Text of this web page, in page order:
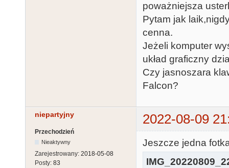
poważniejsza
Pytam jak
cenna.
Jeżeli komputer
układ graficzny
Czy jasnoszara
Falcon?
niepartyjny 2022-08-09
Przechodzień
Nieaktywny
Zarejestrowany: 2018-05-08
Posty: 83
Jeszcze jedna